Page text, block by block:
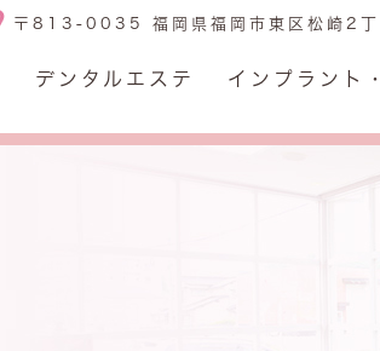
〒813-0035 福岡県福岡市東区松崎2
デンタルエステ インプラント